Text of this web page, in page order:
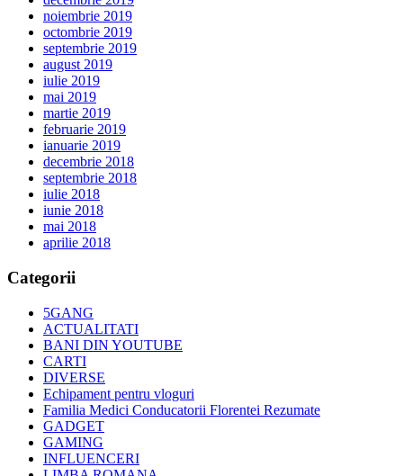
noiembrie 2019
octombrie 2019
septembrie 2019
august 2019
iulie 2019
mai 2019
martie 2019
februarie 2019
ianuarie 2019
decembrie 2018
septembrie 2018
iulie 2018
iunie 2018
mai 2018
aprilie 2018
Categorii
5GANG
ACTUALITATI
BANI DIN YOUTUBE
CARTI
DIVERSE
Echipament pentru vloguri
Familia Medici Conducatorii Florentei Rezumate
GADGET
GAMING
INFLUENCERI